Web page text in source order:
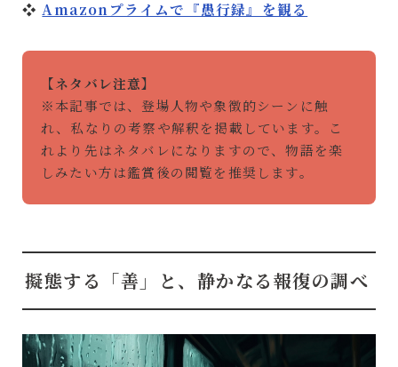
❖ Amazonプライムで『愚行録』を観る
【ネタバレ注意】
※本記事では、登場人物や象徴的シーンに触
れ、私なりの考察や解釈を掲載しています。こ
れより先はネタバレになりますので、物語を楽
しみたい方は鑑賞後の閲覧を推奨します。
擬態する「善」と、静かなる報復の調べ